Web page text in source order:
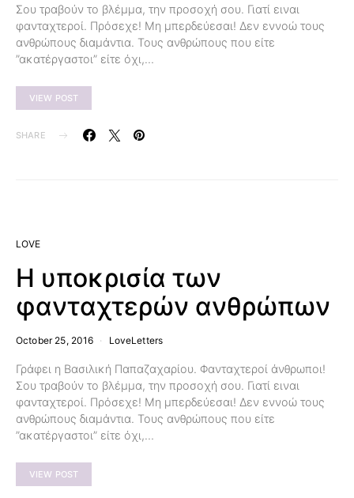
Σου τραβούν το βλέμμα, την προσοχή σου. Γιατί ειναι
φανταχτεροί. Πρόσεχε! Μη μπερδεύεσαι! Δεν εννοώ τους
ανθρώπους διαμάντια. Τους ανθρώπους που είτε
”ακατέργαστοι” είτε όχι,…
VIEW POST
SHARE
LOVE
Η υποκρισία των
φανταχτερών ανθρώπων
October 25, 2016 LoveLetters
Γράφει η Βασιλική Παπαζαχαρίου. Φανταχτεροί άνθρωποι!
Σου τραβούν το βλέμμα, την προσοχή σου. Γιατί ειναι
φανταχτεροί. Πρόσεχε! Μη μπερδεύεσαι! Δεν εννοώ τους
ανθρώπους διαμάντια. Τους ανθρώπους που είτε
”ακατέργαστοι” είτε όχι,…
VIEW POST